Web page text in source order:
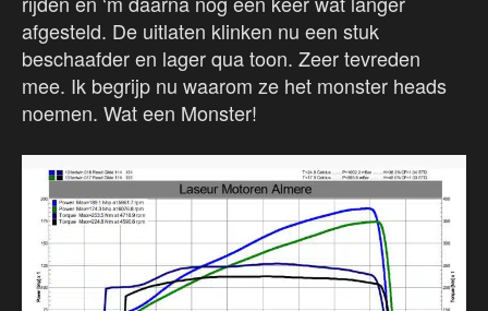
afgesteld. De uitlaten klinken nu een stuk
beschaafder en lager qua toon. Zeer tevreden
mee. Ik begrijp nu waarom ze het monster heads
noemen. Wat een Monster!